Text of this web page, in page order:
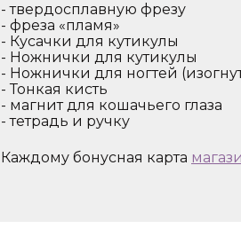
- твердосплавную фрезу
- фреза «пламя»
- Кусачки для кутикулы
- Ножнички для кутикулы
- Ножнички для ногтей
- Тонкая кисть
- магнит для кошачьего глаза
- тетрадь и ручку
Каждому бонусная карта